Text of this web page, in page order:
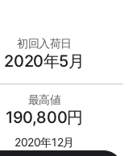
初回入荷日
2020年5月
最高値
190,800円
2020年12月